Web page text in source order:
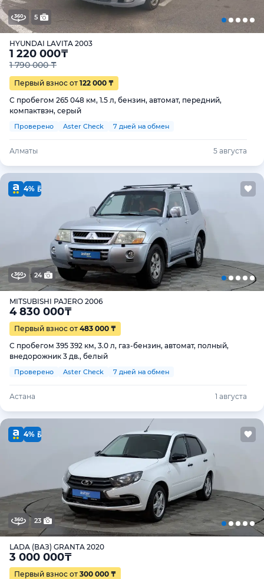
5
HYUNDAI LAVITA 2003
1 220 000₸
1 790 000 ₸
Первый взнос от 122 000 ₸
С пробегом 265 048 км, 1.5 л, бензин, автомат, передний,
компактвэн, серый
Проверено Aster Check 7 дней на обмен
Алматы 5 августа
4%
24
MITSUBISHI PAJERO 2006
4 830 000₸
Первый взнос от 483 000 ₸
С пробегом 395 392 км, 3.0 л, газ-бензин, автомат, полный,
внедорожник 3 дв., белый
Проверено Aster Check 7 дней на обмен
Астана 1 августа
4%
23
LADA (ВАЗ) GRANTA 2020
3 000 000₸
Первый взнос от 300 000 ₸